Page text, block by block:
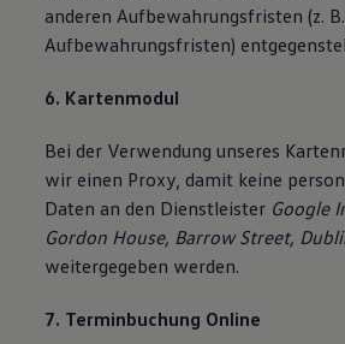
anderen Aufbewahrungsfristen (z.
Aufbewahrungsfristen)
6. Kartenmodul
Bei der Verwendung unseres
wir einen Proxy, damit keine
Daten an den Dienstleister Google
Gordon House, Barrow Street,
weitergegeben werden.
7. Terminbuchung Online